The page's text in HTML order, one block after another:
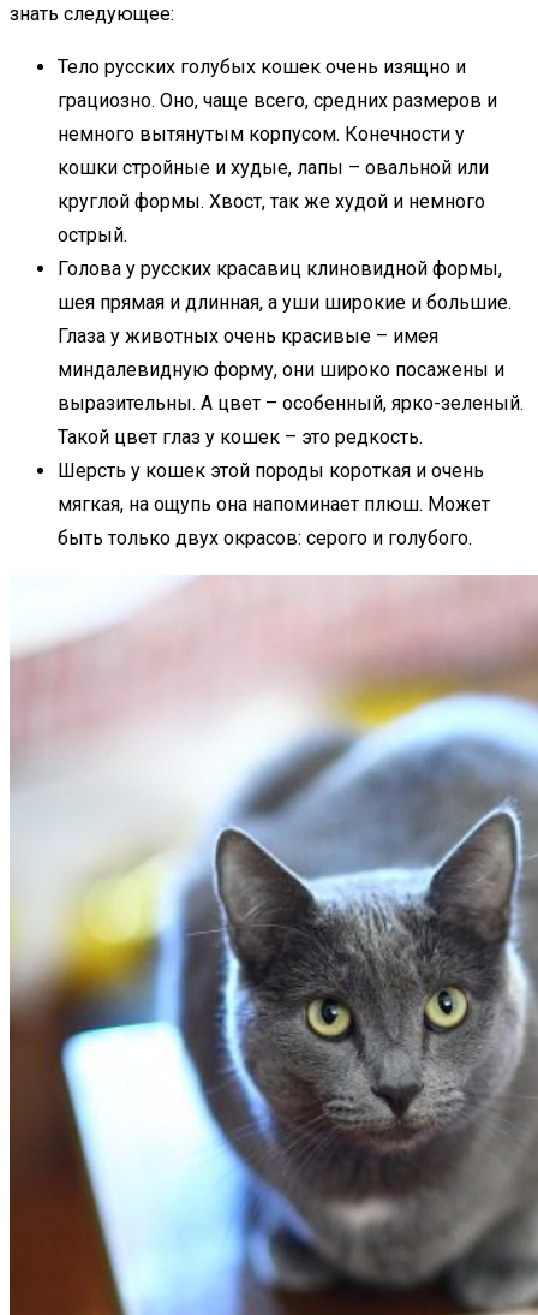
знать следующее:
Тело русских голубых кошек очень изящно и
грациозно. Оно, чаще всего, средних размеров и
немного вытянутым корпусом. Конечности у
кошки стройные и худые, лапы – овальной или
круглой формы. Хвост, так же худой и немного
острый.
Голова у русских красавиц клиновидной формы,
шея прямая и длинная, а уши широкие и большие.
Глаза у животных очень красивые – имея
миндалевидную форму, они широко посажены и
выразительны. А цвет – особенный, ярко-зеленый.
Такой цвет глаз у кошек – это редкость.
Шерсть у кошек этой породы короткая и очень
мягкая, на ощупь она напоминает плюш. Может
быть только двух окрасов: серого и голубого.